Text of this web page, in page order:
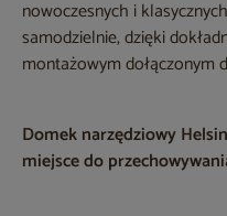
nowoczesnych i
samodzielnie, dzięki
montażowym dołączonym
Domek narzędziowy
miejsce do